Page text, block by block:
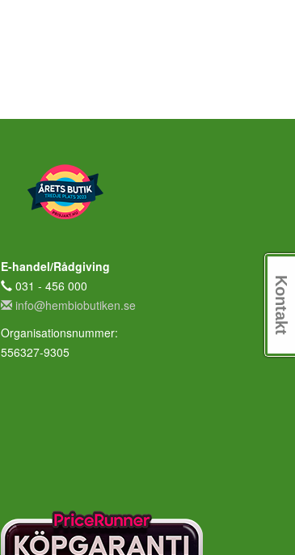
E-handel/Rådgiving
031 - 456 000
info@hembiobutiken.se
Organisationsnummer:
556327-9305
Kontakt